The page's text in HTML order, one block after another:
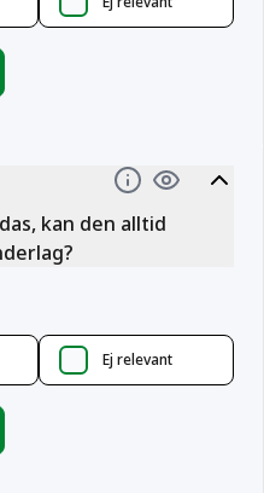
kan den alltid
Ej relevant